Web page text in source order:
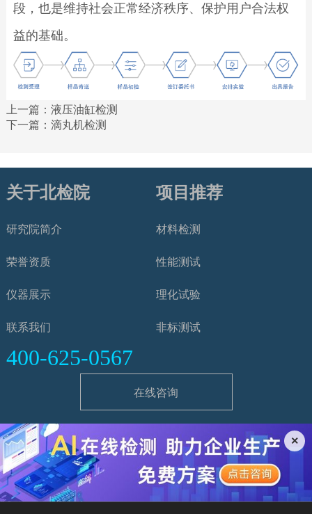
段，也是维持社会正常经济秩序、保护用户合法权
益的基础。
上一篇： 液压油缸检测
下一篇： 滴丸机检测
关于北检院
研究院简介
荣誉资质
仪器展示
联系我们
项目推荐
材料检测
性能测试
理化试验
非标测试
400-625-0567
在线咨询
×